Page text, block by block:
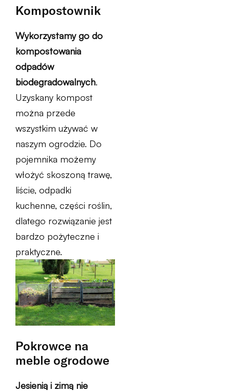
Kompostownik
Wykorzystamy go do
kompostowania
odpadów
biodegradowalnych.
Uzyskany kompost
można przede
wszystkim używać w
naszym ogrodzie. Do
pojemnika możemy
włożyć skoszoną trawę,
liście, odpadki
kuchenne, części roślin,
dlatego rozwiązanie jest
bardzo pożyteczne i
praktyczne.
Pokrowce na
meble ogrodowe
Jesienią i zimą nie